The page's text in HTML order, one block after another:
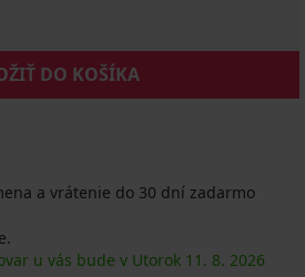
DO KOŠÍKA
a vrátenie do 30 dní zadarmo
u vás bude v Utorok 11. 8. 2026